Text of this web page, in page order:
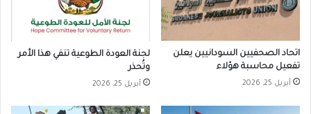
اتحاد الصحفيين السودانيين يعلن
تفعيل محاسبة هؤلاء
أبريل 25, 2026
لجنة العودة الطوعية تنفي هذا الأمر
وتُحذر
أبريل 25, 2026